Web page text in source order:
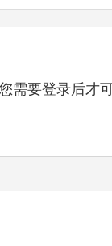
需要登录后才